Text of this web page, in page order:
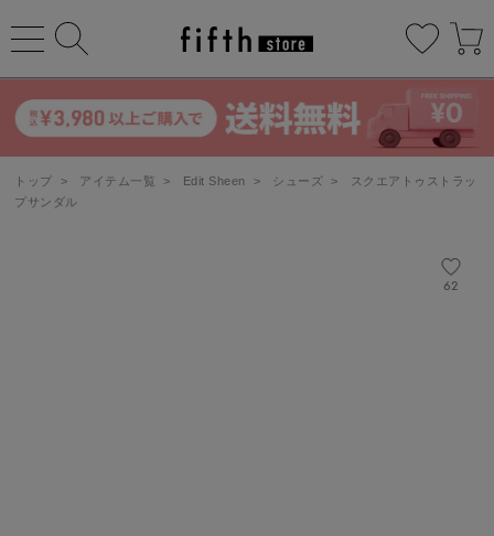
トップ > アイテム一覧 > Edit Sheen > シューズ >
スクエアトゥストラッ
プサンダル
62